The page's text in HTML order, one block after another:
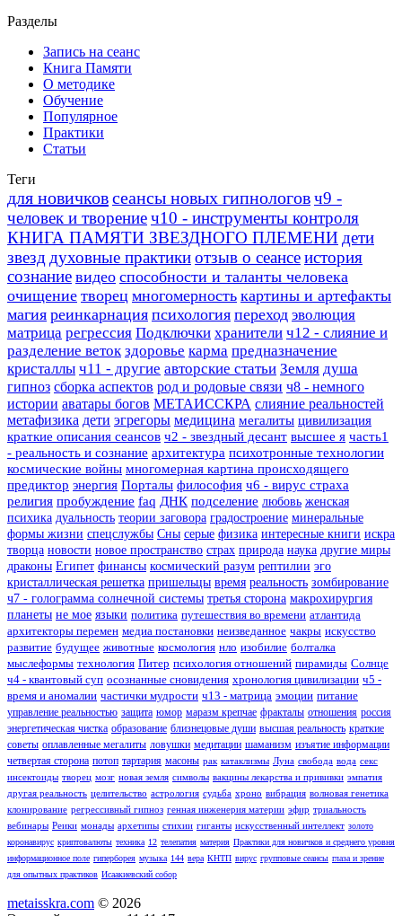
Разделы
Запись на сеанс
Книга Памяти
О методике
Обучение
Популярное
Практики
Статьи
Теги
для новичковсеансы новых гипнологовч9 -
человек и творениеч10 - инструменты контроля
КНИГА ПАМЯТИ ЗВЕЗДНОГО ПЛЕМЕНИ дети
звезддуховные практикиотзыв о сеансеистория
сознание видео способности и таланты человека
очищение творец многомерность картины и артефакты
магия реинкарнация психология переход эволюция
матрица регрессия Подключки хранители ч12 - слияние и
разделение веток здоровье карма предназначение
кристаллы ч11 - другие авторские статьи Земля душа
гипноз сборка аспектов род и родовые связи ч8 - немного
истории аватары богов МЕТАИССКРА слияние реальностей
метафизика дети эгрегоры медицина мегалиты цивилизация
краткие описания сеансов ч2 - звездный десант высшее я часть1
- реальность и сознание архитектура психотронные технологии
космические войны многомерная картина происходящего
предиктор энергия Порталы философия ч6 - вирус страха
религия пробуждение faq ДНК подселение любовь женская
психика дуальность теории заговора градостроение минеральные
формы жизни спецслужбы Сны серые физика интересные книги искра
творца новости новое пространство страх природа наука другие миры
драконы Египет финансы космический разум рептилии эго
кристаллическая решетка пришельцы время реальность зомбирование
ч7 - голограмма солнечной системы третья сторона макрохирургия
планеты не мое языки политика путешествия во времени атлантида
архитекторы перемен медиа постановки неизведанное чакры искусство
развитие будущее животные космология нло изобилие болталка
мыслеформы технология Питер психология отношений пирамиды Солнце
ч4 - квантовый суп осознанные сновидения хронология цивилизации ч5 -
время и аномалии частички мудрости ч13 - матрица эмоции питание
управление реальностью защита юмор маразм крепчае фракталы отношения россия
энергетическая чистка образование близнецовые души высшая реальность краткие
советы оплавленные мегалиты ловушки медитации шаманизм изъятие информации
четвертая сторона потоп тартария масоны рак катаклизмы Луна свобода вода секс
инсектоиды творец мозг новая земля символы вакцины лекарства и прививки эмпатия
другая реальность целительство астрология судьба хроно вибрация волновая генетика
клонирование регрессивный гипноз генная инженерия материи эфир триальность
вебинары Реики монады архетипы стихии гиганты искусственный интеллект золото
коронавирус криптовалюты техника 12 телепатия материя Практики для новичков и среднего уровня
информационное поле гиперборея музыка 144 вера КНТП вирус групповые сеансы глаза и зрение
для опытных практиков Исаакиевский собор
metaisskra.com © 2026